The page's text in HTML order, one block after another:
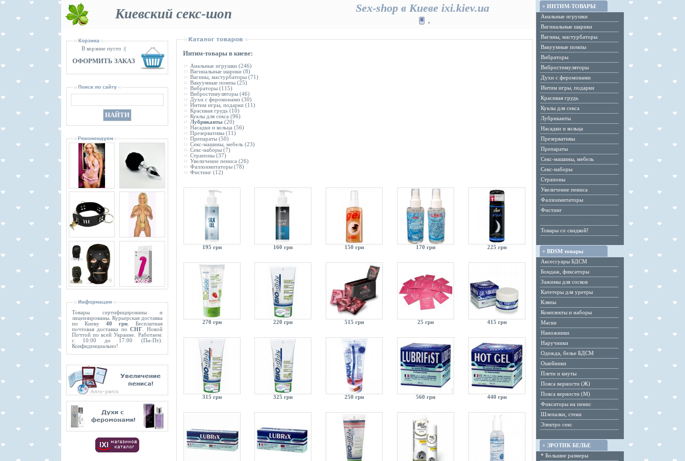
Киевский секс-шоп Sex-shop в Киеве ixi.kiev.ua
,
В корзине пусто :(
ОФОРМИТЬ ЗАКАЗ
Товары сертифицированы и
лицензированы. Курьерская доставка
по Киеву 40 грн. Бесплатная
почтовая доставка по СНГ . Новой
Почтой по всей Украине. Работаем:
с 10:00 до 17:00 (Пн-Пт).
Конфиденциально!
Интим-товары в киеве:
Анальные игрушки(246)
Вагинальные шарики(8)
Вагины, мастурбаторы(71)
Вакуумные помпы(25)
Вибраторы(115)
Вибростимуляторы(46)
Духи с феромонами(30)
Интим игры, подарки(11)
Красивая грудь(10)
Куклы для секса (96)
Лубриканты (20)
Насадки и кольца (56)
Презервативы(11)
Препараты(50)
Секс-машины, мебель(23)
Секс-наборы(7)
Страпоны(37)
Увеличение пениса (26)
Фаллоимитаторы(78)
Фистинг(12)
195 грн 160 грн 150 грн 170 грн 225 грн
270 грн 220 грн 515 грн 25 грн 415 грн
315 грн 325 грн 250 грн 560 грн 440 грн
ИНТИМ-ТОВАРЫ
Анальные игрушки
Вагинальные шарики
Вагины, мастурбаторы
Вакуумные помпы
Вибраторы
Вибростимуляторы
Духи с феромонами
Интим игры, подарки
Красивая грудь
Куклы для секса
Лубриканты
Насадки и кольца
Презервативы
Препараты
Секс-машины, мебель
Секс-наборы
Страпоны
Увеличение пениса
Фаллоимитаторы
Фистинг
Товары со скидкой!
BDSM товары
Аксессуары БДСМ
Бондаж, фиксаторы
Зажимы для сосков
Катетеры для уретры
Кляпы
Комплекты и наборы
Маски
Наножники
Наручники
Одежда, белье БДСМ
Ошейники
Плети и кнуты
Пояса верности (Ж)
Пояса верности (М)
Фиксаторы на пенис
Шлепалки, стеки
Электро секс
ЭРОТИК БЕЛЬЕ
* Большие размеры